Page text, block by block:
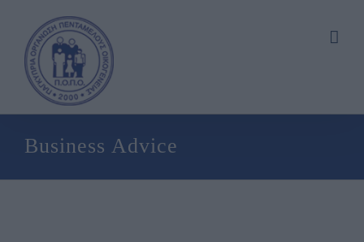
content
Business Advice